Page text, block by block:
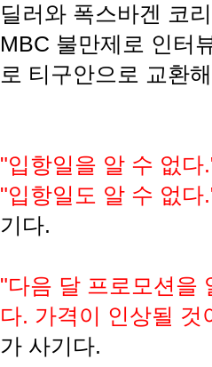
딜러와 폭스바겐 코
MBC 불만제로 인터
로 티구안으로 교환
"입항일을 알 수 없다
"입항일도 알 수 없다
기다.
"다음 달 프로모션을
다. 가격이 인상될
가 사기다.